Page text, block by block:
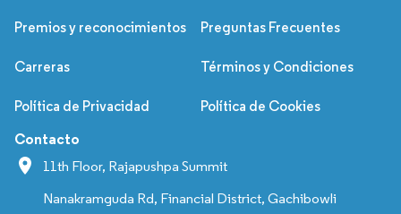
Premios y reconocimientos Preguntas Frecuentes
Carreras Términos y Condiciones
Política de Privacidad Política de Cookies
Contacto
11th Floor, Rajapushpa Summit
Nanakramguda Rd, Financial District, Gachibowli